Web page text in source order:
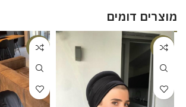
מוצרים דומים
-8%
-17%